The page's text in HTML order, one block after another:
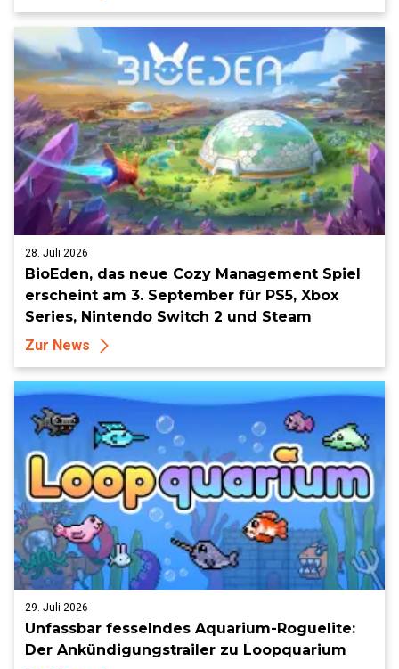
28. Juli 2026
BioEden, das neue Cozy Management Spiel
erscheint am 3. September für PS5, Xbox
Series, Nintendo Switch 2 und Steam
Zur News
29. Juli 2026
Unfassbar fesselndes Aquarium-Roguelite:
Der Ankündigungstrailer zu Loopquarium